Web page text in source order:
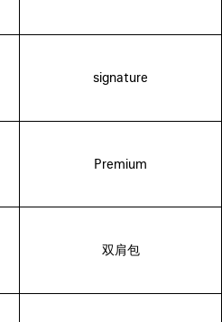
signature
Premium
双肩包